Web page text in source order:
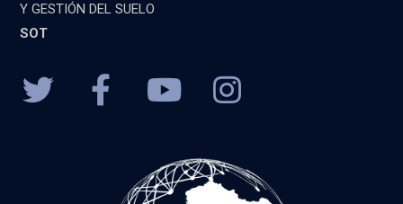
Y GESTIÓN DEL SUELO
SOT